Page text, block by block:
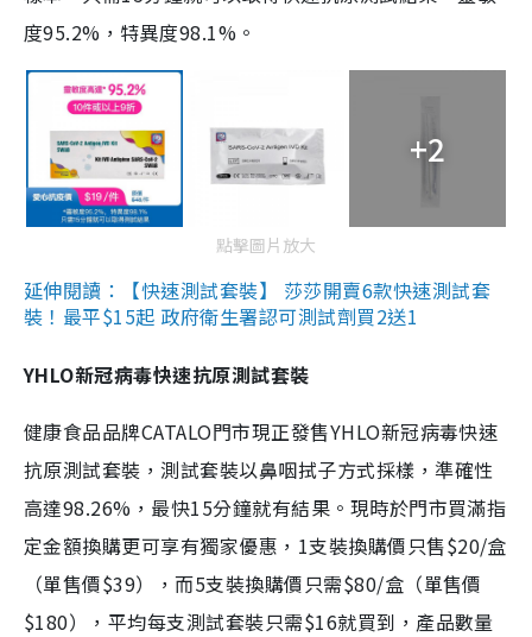
度95.2%，特異度98.1%。
+2
點擊圖片放大
延伸閱讀：【快速測試套裝】 莎莎開賣6款快速測試套
裝！最平$15起 政府衛生署認可測試劑買2送1
YHLO新冠病毒快速抗原測試套裝
健康食品品牌CATALO門市現正發售YHLO新冠病毒快速
抗原測試套裝，測試套裝以鼻咽拭子方式採樣，準確性
高達98.26%，最快15分鐘就有結果。現時於門市買滿指
定金額換購更可享有獨家優惠，1支裝換購價只售$20/盒
（單售價$39），而5支裝換購價只需$80/盒（單售價
$180），平均每支測試套裝只需$16就買到，產品數量